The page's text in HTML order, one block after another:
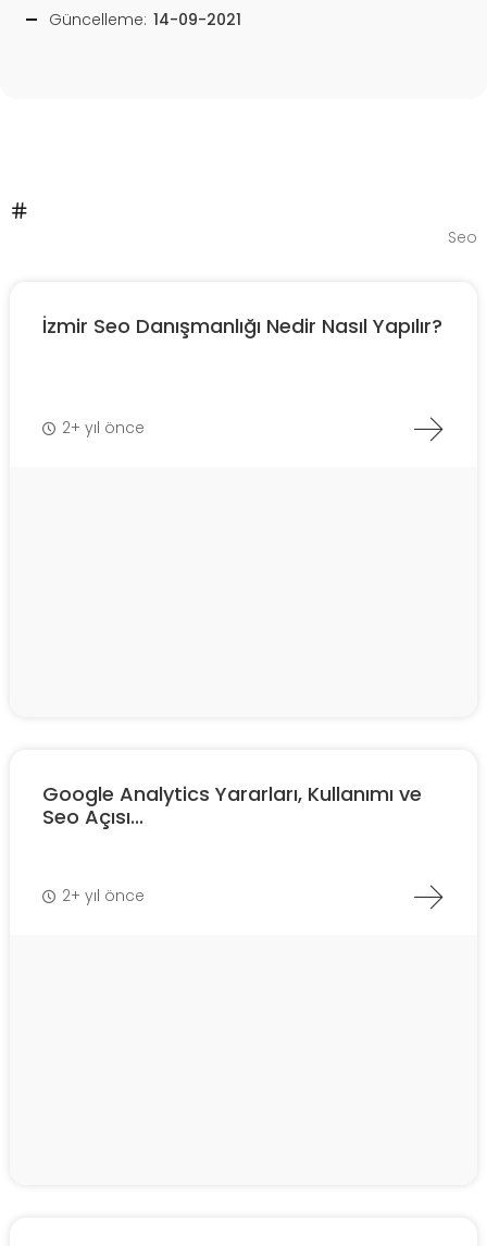
Güncelleme: 14-09-2021
Seo
İzmir Seo Danışmanlığı Nedir Nasıl Yapılır?
2+ yıl önce
Google Analytics Yararları, Kullanımı ve
Seo Açısı...
2+ yıl önce